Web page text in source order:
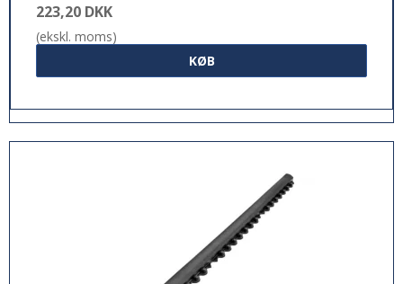
223,20 DKK
(ekskl. moms)
KØB